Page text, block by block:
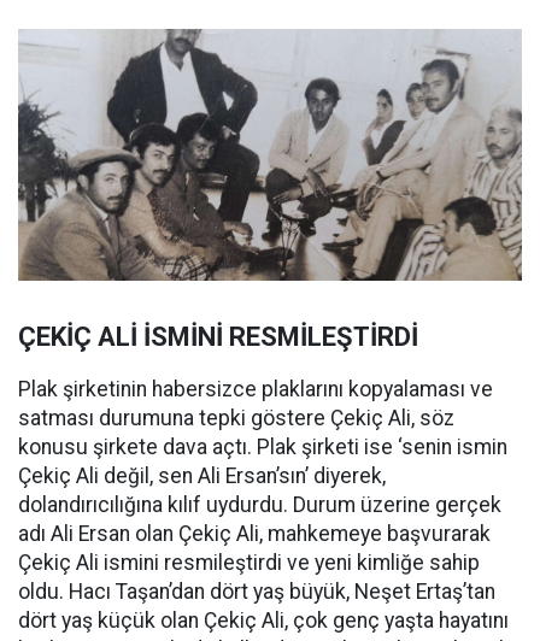
ÇEKİÇ ALİ İSMİNİ RESMİLEŞTİRDİ
Plak şirketinin habersizce plaklarını kopyalaması ve
satması durumuna tepki göstere Çekiç Ali, söz
konusu şirkete dava açtı. Plak şirketi ise ‘senin ismin
Çekiç Ali değil, sen Ali Ersan’sın’ diyerek,
dolandırıcılığına kılıf uydurdu. Durum üzerine gerçek
adı Ali Ersan olan Çekiç Ali, mahkemeye başvurarak
Çekiç Ali ismini resmileştirdi ve yeni kimliğe sahip
oldu. Hacı Taşan’dan dört yaş büyük, Neşet Ertaş’tan
dört yaş küçük olan Çekiç Ali, çok genç yaşta hayatını